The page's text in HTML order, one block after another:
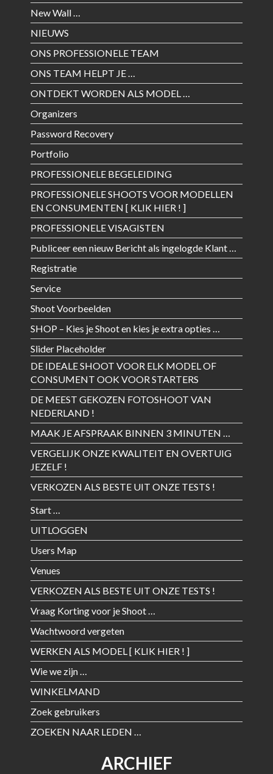
New Wall …
NIEUWS
ONS PROFESSIONELE TEAM
ONS TEAM HELPT JE …
ONTDEKT WORDEN ALS MODEL …
Organizers
Password Recovery
Portfolio
PROFESSIONELE BEGELEIDING
PROFESSIONELE SHOOTS VOOR MODELLEN
EN CONSUMENTEN [ KLIK HIER ! ]
PROFESSIONELE VISAGISTEN
Publiceer een nieuw Bericht als ingelogde Klant …
Registratie
Service
Shoot Voorbeelden
SHOP – Kies je Shoot en kies je extra opties …
Slider Placeholder
DE IDEALE SHOOT VOOR ELK MODEL OF
CONSUMENT OOK VOOR STARTERS
DE MEEST GEKOZEN FOTOSHOOT VAN
NEDERLAND !
MAAK JE AFSPRAAK BINNEN 3 MINUTEN …
VERGELIJK ONZE KWALITEIT EN OVERTUIG
JEZELF !
VERKOZEN ALS BESTE UIT ONZE TESTS !
Start …
UITLOGGEN
Users Map
Venues
VERKOZEN ALS BESTE UIT ONZE TESTS !
Vraag Korting voor je Shoot …
Wachtwoord vergeten
WERKEN ALS MODEL [ KLIK HIER ! ]
Wie we zijn …
WINKELMAND
Zoek gebruikers
ZOEKEN NAAR LEDEN …
ARCHIEF